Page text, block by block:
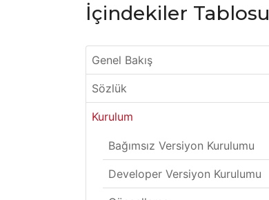
İçindekiler Tablosu
Genel Bakış
Sözlük
Kurulum
Bağımsız Versiyon Kurulumu
Developer Versiyon Kurulumu